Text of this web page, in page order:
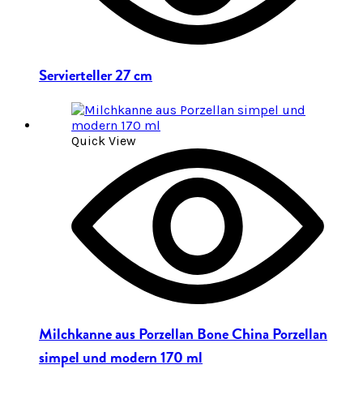
Servierteller 27 cm
Quick View
Milchkanne aus Porzellan Bone China Porzellan
simpel und modern 170 ml